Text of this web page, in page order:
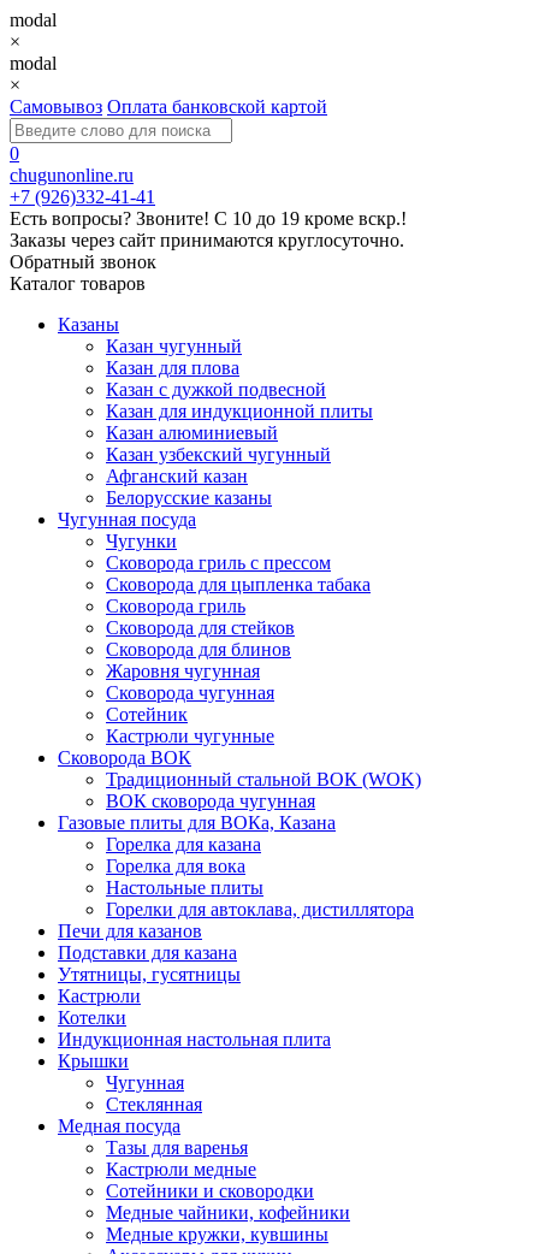
modal
×
modal
×
Самовывоз Оплата банковской картой
0
chugunonline.ru
+7 (926)332-41-41
Есть вопросы? Звоните! С 10 до 19 кроме вскр.!
Заказы через сайт принимаются круглосуточно.
Обратный звонок
Каталог товаров
Казаны
Казан чугунный
Казан для плова
Казан с дужкой подвесной
Казан для индукционной плиты
Казан алюминиевый
Казан узбекский чугунный
Афганский казан
Белорусские казаны
Чугунная посуда
Чугунки
Сковорода гриль с прессом
Сковорода для цыпленка табака
Сковорода гриль
Сковорода для стейков
Сковорода для блинов
Жаровня чугунная
Сковорода чугунная
Сотейник
Кастрюли чугунные
Сковорода ВОК
Традиционный стальной ВОК (WOK)
ВОК сковорода чугунная
Газовые плиты для ВОКа, Казана
Горелка для казана
Горелка для вока
Настольные плиты
Горелки для автоклава, дистиллятора
Печи для казанов
Подставки для казана
Утятницы, гусятницы
Кастрюли
Котелки
Индукционная настольная плита
Крышки
Чугунная
Стеклянная
Медная посуда
Тазы для варенья
Кастрюли медные
Сотейники и сковородки
Медные чайники, кофейники
Медные кружки, кувшины